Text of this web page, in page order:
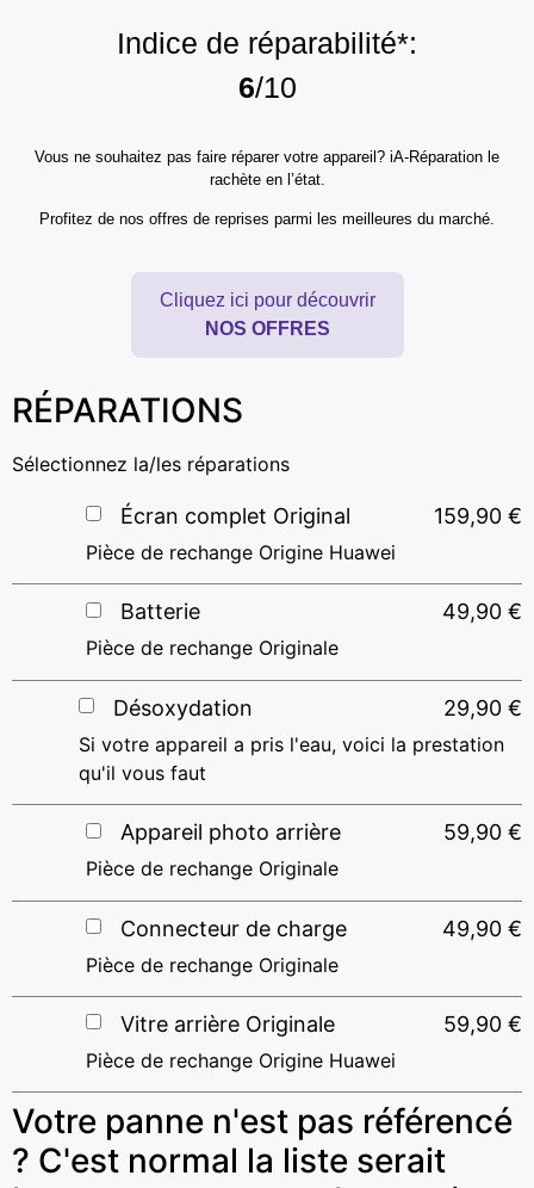
Indice de réparabilité*:
6/10
Vous ne souhaitez pas faire réparer votre appareil? iA-Réparation le
rachète en l’état.
Profitez de nos offres de reprises parmi les meilleures du marché.
Cliquez ici pour découvrir
NOS OFFRES
RÉPARATIONS
Sélectionnez la/les réparations
Écran complet Original 159,90 €
Pièce de rechange Origine Huawei
Batterie 49,90 €
Pièce de rechange Originale
Désoxydation 29,90 €
Si votre appareil a pris l'eau, voici la prestation
qu'il vous faut
Appareil photo arrière 59,90 €
Pièce de rechange Originale
Connecteur de charge 49,90 €
Pièce de rechange Originale
Vitre arrière Originale 59,90 €
Pièce de rechange Origine Huawei
Votre panne n'est pas référencé
? C'est normal la liste serait